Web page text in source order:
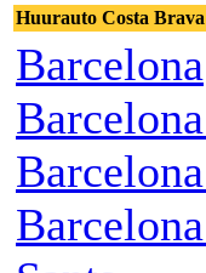
Huurauto Costa Brava
Barcelona